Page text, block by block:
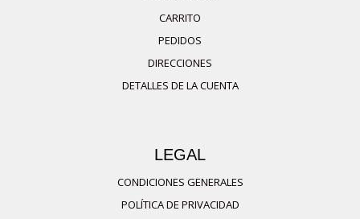
CARRITO
PEDIDOS
DIRECCIONES
DETALLES DE LA CUENTA
LEGAL
CONDICIONES GENERALES
POLÍTICA DE PRIVACIDAD